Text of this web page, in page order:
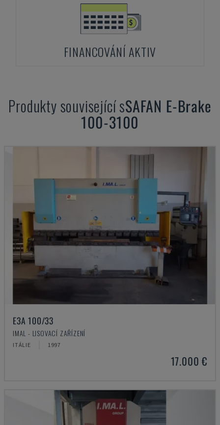
FINANCOVÁNÍ AKTIV
Produkty související sSAFAN E-Brake
100-3100
E3A 100/33
IMAL - LISOVACÍ ZAŘÍZENÍ
ITÁLIE 1997
17.000 €